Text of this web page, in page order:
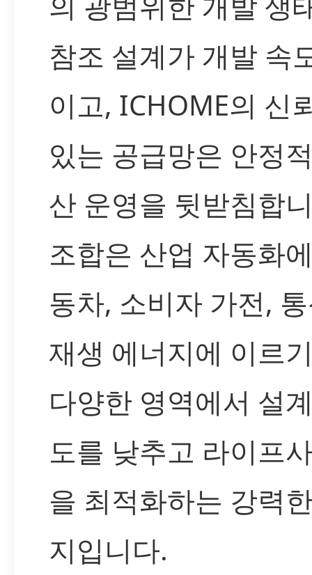
참조 설계가 개발 속
이고, ICHOME의 신
있는 공급망은 안정
산 운영을 뒷받침합
조합은 산업 자동화
동차, 소비자 가전,
재생 에너지에 이르
다양한 영역에서 설
도를 낮추고 라이프
을 최적화하는 강력
지입니다.